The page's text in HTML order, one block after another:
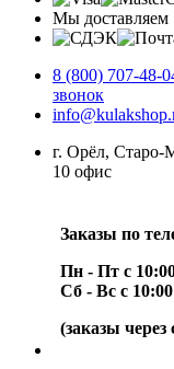
Мы доставляем
8 (800) 707-48-
звонок
г. Орёл,
10 офис
Заказы по
Пн - Пт с
Сб - Вс с
(заказы